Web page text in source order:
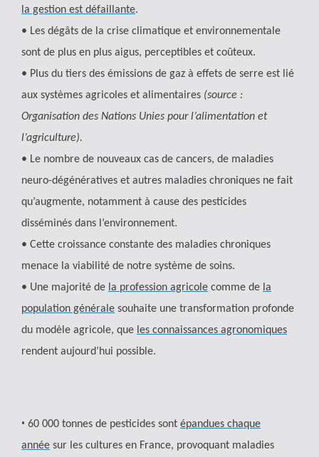
la gestion est défaillante.
• Les dégâts de la crise climatique et environnementale
sont de plus en plus aigus, perceptibles et coûteux.
• Plus du tiers des émissions de gaz à effets de serre est lié
aux systèmes agricoles et alimentaires (source :
Organisation des Nations Unies pour l’alimentation et
l’agriculture).
• Le nombre de nouveaux cas de cancers, de maladies
neuro-dégénératives et autres maladies chroniques ne fait
qu’augmente, notamment à cause des pesticides
disséminés dans l’environnement.
• Cette croissance constante des maladies chroniques
menace la viabilité de notre système de soins.
• Une majorité de la profession agricole comme de la
population générale souhaite une transformation profonde
du modèle agricole, que les connaissances agronomiques
rendent aujourd’hui possible.
• 60 000 tonnes de pesticides sont épandues chaque
année sur les cultures en France, provoquant maladies